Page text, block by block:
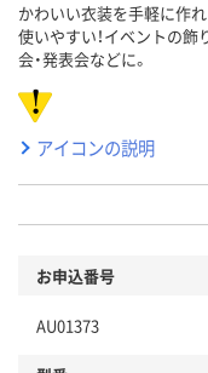
かわいい衣装を手軽に作
使いやすい！イベントの飾
会・発表会などに。
アイコンの説明
お申込番号
AU01373